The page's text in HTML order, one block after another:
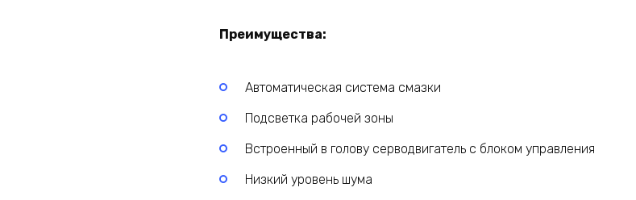
Преимущества:
Автоматическая система смазки
Подсветка рабочей зоны
Встроенный в голову серводвигатель с блоком управления
Низкий уровень шума